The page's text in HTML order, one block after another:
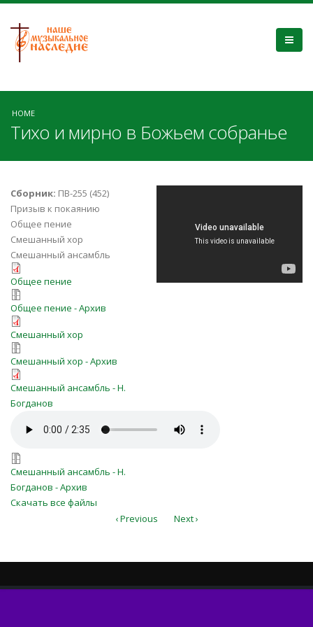
HOME
Тихо и мирно в Божьем собранье
Сборник: ПВ-255 (452)
Призыв к покаянию
Общее пение
Смешанный хор
Смешанный ансамбль
tiho-i-mirno-255.pdf
Общее пение
tiho-i-mirno-255.zip
Общее пение - Архив
Тихо и мирно в Божьем
собраньи.pdf
Смешанный хор
Тихо и мирно в Божьем
собраньи.zip
Смешанный хор - Архив
Partituur_tiho_i_mirno.pdf
Смешанный ансамбль - Н.
Богданов
tiho_i_mirno.mp3
tiho_i_mirno.7z
Смешанный ансамбль - Н.
Богданов - Архив
Скачать все файлы
‹ Previous Next ›